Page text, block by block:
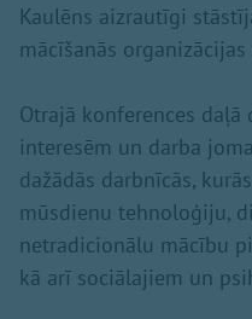
Kaulēns aizrautīgi
mācīšanās
Otrajā konferences
interesēm un darba
dažādās darbnīcās,
mūsdienu tehnoloģiju,
netradicionālu mācību
kā arī sociālajiem un